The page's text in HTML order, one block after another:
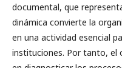
documental, que
dinámica convierte la
en una actividad esencial
instituciones. Por tanto, el